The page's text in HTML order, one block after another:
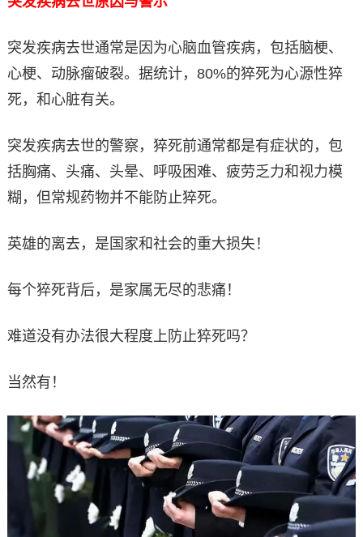
突发疾病去世通常是因为心脑血管疾病，包括脑梗、
心梗、动脉瘤破裂。据统计，80%的猝死为心源性猝
死，和心脏有关。
突发疾病去世的警察，猝死前通常都是有症状的，包
括胸痛、头痛、头晕、呼吸困难、疲劳乏力和视力模
糊，但常规药物并不能防止猝死。
英雄的离去，是国家和社会的重大损失！
每个猝死背后，是家属无尽的悲痛！
难道没有办法很大程度上防止猝死吗？
当然有！